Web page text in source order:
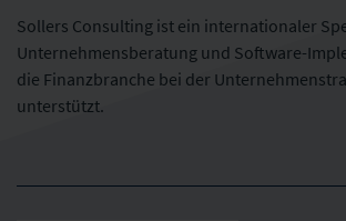
Sollers Consulting ist ein internationaler
Unternehmensberatung und Software-
die Finanzbranche bei der
unterstützt.